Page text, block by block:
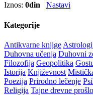
Iznos: 0din Nastavi
Kategorije
Antikvarne knjige
Duhovna učenja Duhovni
Filozofija Geopolitika
Istorija Književnost
Poezija Prirodno lečenje
Religija Tajne drevne